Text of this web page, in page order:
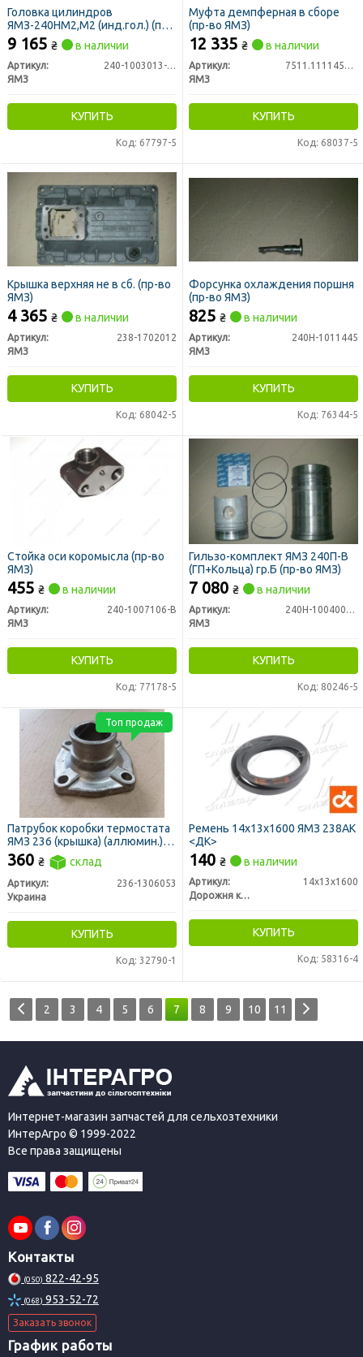
Головка цилиндров
ЯМЗ-240НМ2,М2 (инд.гол.) (пр-
во ЯМЗ)
9 165 ₴ в наличии
Артикул:
240-1003013-Е2
ЯМЗ
КУПИТЬ
Код: 67797-5
Муфта демпферная в сборе
(пр-во ЯМЗ)
12 335 ₴ в наличии
Артикул:
7511.1111450-10
ЯМЗ
КУПИТЬ
Код: 68037-5
Крышка верхняя не в сб. (пр-во
ЯМЗ)
4 365 ₴ в наличии
Артикул:
238-1702012
ЯМЗ
КУПИТЬ
Код: 68042-5
Форсунка охлаждения поршня
(пр-во ЯМЗ)
825 ₴ в наличии
Артикул:
240Н-1011445
ЯМЗ
КУПИТЬ
Код: 76344-5
Стойка оси коромысла (пр-во
ЯМЗ)
455 ₴ в наличии
Артикул:
240-1007106-В
ЯМЗ
КУПИТЬ
Код: 77178-5
Гильзо-комплект ЯМЗ 240П-В
(ГП+Кольца) гр.Б (пр-во ЯМЗ)
7 080 ₴ в наличии
Артикул:
240Н-1004005-А2
ЯМЗ
КУПИТЬ
Код: 80246-5
Патрубок коробки термостата
ЯМЗ 236 (крышка) (аллюмин.)
(пр-во Украина)
360 ₴ склад
Артикул:
236-1306053
Украина
КУПИТЬ
Код: 32790-1
Топ продаж
Ремень 14х13х1600 ЯМЗ 238АК
<ДК>
140 ₴ в наличии
Артикул:
14х13х1600
Дорожня карта
КУПИТЬ
Код: 58316-4
2 3 4 5 6 7 8 9 10 11
Интернет-магазин запчастей для сельхозтехники
ИнтерАгро © 1999-2022
Все права защищены
Контакты
(050) 822-42-95
(068) 953-52-72
Заказать звонок
График работы